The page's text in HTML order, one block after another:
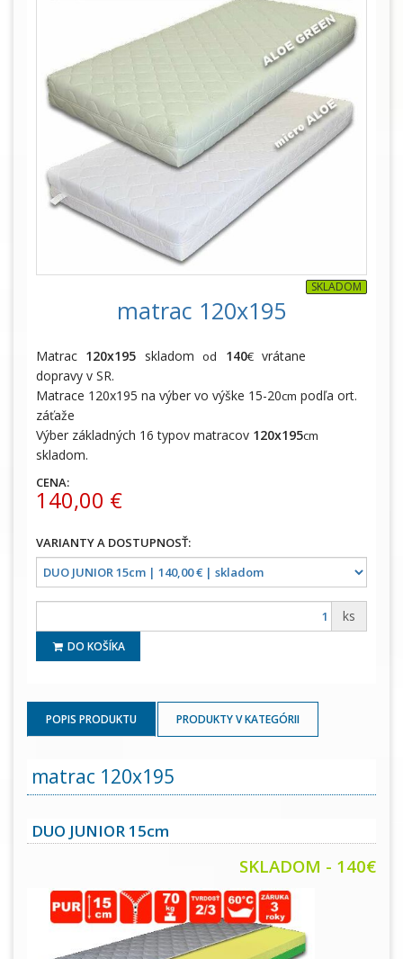
matrac 120x195
SKLADOM
Matrac 120x195 skladomod 140€vrátane
dopravy v SR.
Matrace 120x195 na výber vo výške 15-20cm podľa ort.
záťaže
Výber základných 16 typov matracov 120x195cm
skladom.
CENA:
140,00 €
ks
DO KOŠÍKA
POPIS PRODUKTU PRODUKTY V KATEGÓRII
matrac 120x195
DUO JUNIOR 15cm
SKLADOM - 140€